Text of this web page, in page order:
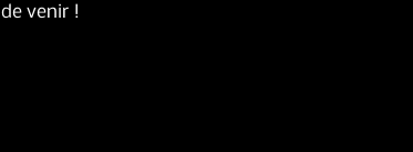
de venir !